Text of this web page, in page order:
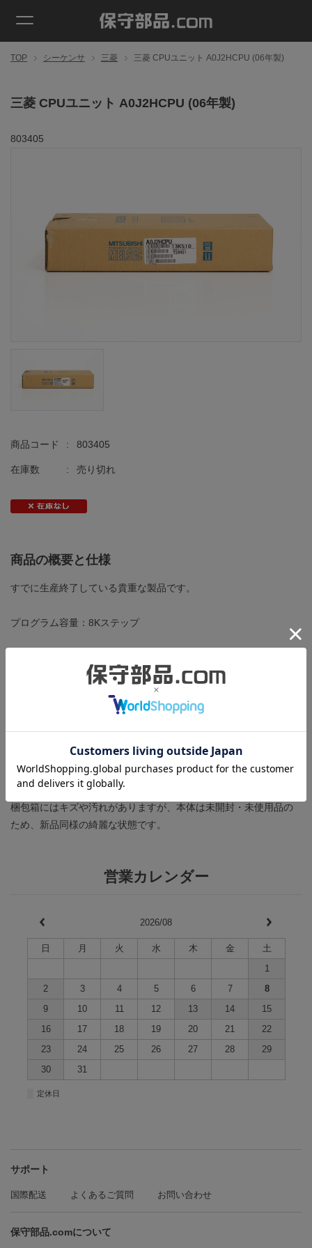
TOP シーケンサ 三菱 三菱 CPUユニット A0J2HCPU (06年製)
三菱 CPUユニット A0J2HCPU (06年製)
803405
商品コード : 803405
在庫数 : 売り切れ
商品の概要と仕様
すでに生産終了している貴重な製品です。
プログラム容量：8Kステップ
付属品はユーザーズマニュアル、運転キーです。
梱包箱にはキズや汚れがありますが、本体は未開封・未使用品の
ため、新品同様の綺麗な状態です。
営業カレンダー
2026/08
日 月 火 水 木 金
土
1
2
3 4 5 6 7
8
9
10 11 12 13 14
15
16
17 18 19 20 21
22
23
24 25 26 27 28
29
30
31
定休日
サポート
国際配送 よくあるご質問 お問い合わせ
保守部品.comについて